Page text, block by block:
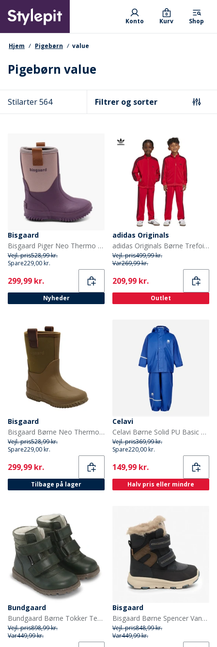
main
content
Primary departments
Konto Kurv
0
Shop
navigationssti
Hjem Pigebørn value
Pigebørn value
Stilarter 564 Filtrer og sorter
Bisgaard
Bisgaard Piger Neo Thermo Støvler Plum
Vejl. pris528,99 kr.
Spare229,00 kr.
Current
299,99 kr.
Nyheder
adidas Originals
adidas Originals Børne Trefoil Firebird Tracksuit Better Scarlet/Sort
Vejl. pris499,99 kr.
Var269,99 kr.
Current
209,99 kr.
Outlet
Bisgaard
Bisgaard Børne Neo Thermo Gummistøvler Grøn
Vejl. pris528,99 kr.
Spare229,00 kr.
Current
299,99 kr.
Tilbage på lager
Celavi
Celavi Børne Solid PU Basic Regntøj Sæt Havblå Oceanblue
Vejl. pris369,99 kr.
Spare220,00 kr.
Current
149,99 kr.
Halv pris eller mindre
Bundgaard
Bundgaard Børne Tokker Tex Støvler Flaske Grøn
Vejl. pris898,99 kr.
Var449,99 kr.
Bisgaard
Bisgaard Børne Spencer Vandtætte Tex Støvler Navy
Vejl. pris848,99 kr.
Var449,99 kr.